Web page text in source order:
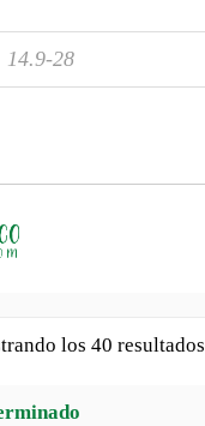
los 40 resultados